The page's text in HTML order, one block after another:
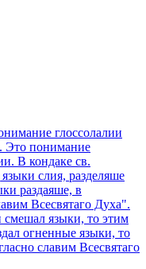
глоссолалии
Это понимание
В кондаке св.
слия, разделяше
раздаяше, в
Всесвятаго Духа".
языки, то этим
огненные языки, то
славим Всесвятаго